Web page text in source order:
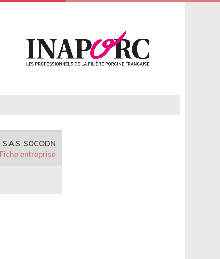
S.A.S. SOCODN
Fiche entreprise